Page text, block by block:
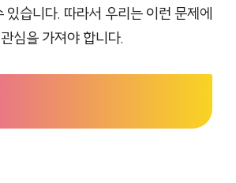
있습니다. 따라서 우리는 이런 문제에
심을 가져야 합니다.